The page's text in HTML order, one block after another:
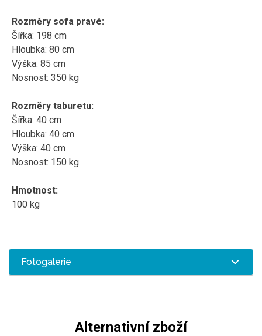
Rozměry sofa pravé:
Šířka: 198 cm
Hloubka: 80 cm
Výška: 85 cm
Nosnost: 350 kg
Rozměry taburetu:
Šířka: 40 cm
Hloubka: 40 cm
Výška: 40 cm
Nosnost: 150 kg
Hmotnost:
100 kg
Fotogalerie
Alternativní zboží